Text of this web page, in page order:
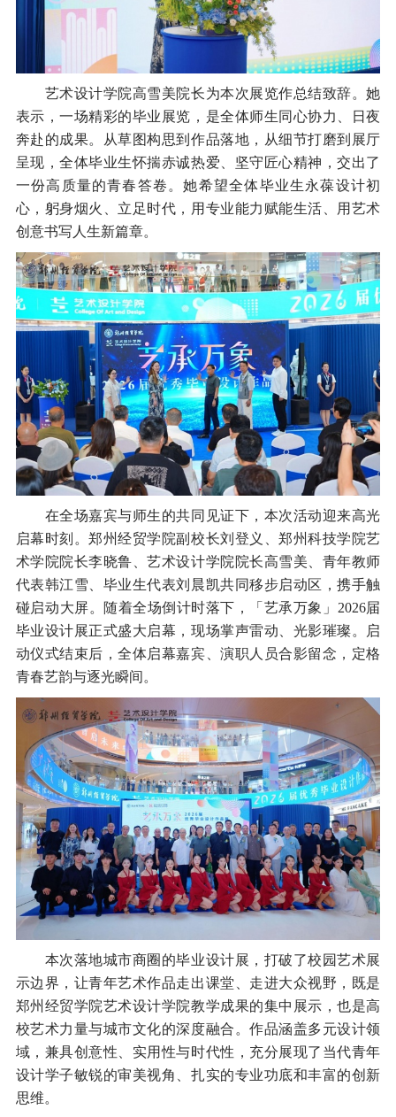
艺术设计学院高雪美院长为本次展览作总结致辞。她
表示，一场精彩的毕业展览，是全体师生同心协力、日夜
奔赴的成果。从草图构思到作品落地，从细节打磨到展厅
呈现，全体毕业生怀揣赤诚热爱、坚守匠心精神，交出了
一份高质量的青春答卷。她希望全体毕业生永葆设计初
心，躬身烟火、立足时代，用专业能力赋能生活、用艺术
创意书写人生新篇章。
在全场嘉宾与师生的共同见证下，本次活动迎来高光
启幕时刻。郑州经贸学院副校长刘登义、郑州科技学院艺
术学院院长李晓鲁、艺术设计学院院长高雪美、青年教师
代表韩江雪、毕业生代表刘晨凯共同移步启动区，携手触
碰启动大屏。随着全场倒计时落下，「艺承万象」2026届
毕业设计展正式盛大启幕，现场掌声雷动、光影璀璨。启
动仪式结束后，全体启幕嘉宾、演职人员合影留念，定格
青春艺韵与逐光瞬间。
本次落地城市商圈的毕业设计展，打破了校园艺术展
示边界，让青年艺术作品走出课堂、走进大众视野，既是
郑州经贸学院艺术设计学院教学成果的集中展示，也是高
校艺术力量与城市文化的深度融合。作品涵盖多元设计领
域，兼具创意性、实用性与时代性，充分展现了当代青年
设计学子敏锐的审美视角、扎实的专业功底和丰富的创新
思维。